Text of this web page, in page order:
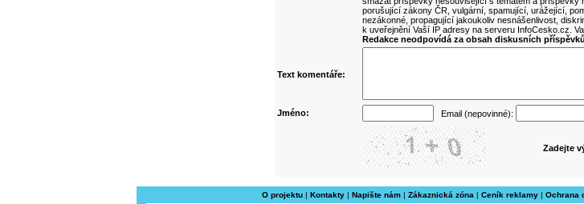
porušující zákony ČR, vulgární, spamující, urážející,
nezákonné, propagující jakoukoliv nesnášenlivost,
k uveřejnění Vaší IP adresy na serveru InfoCesko.cz.
Redakce neodpovídá za obsah diskusních
Text komentáře:
Jméno: Email (nepovinné):
Zadejte
O projektu | Kontakty | Napište nám | Zákaznická zóna | Ceník reklamy | Ochrana